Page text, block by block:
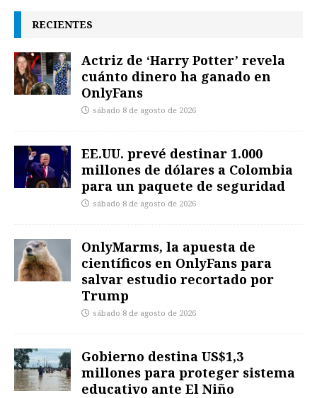
RECIENTES
Actriz de ‘Harry Potter’ revela
cuánto dinero ha ganado en
OnlyFans
sábado 8 de agosto de 2026
EE.UU. prevé destinar 1.000
millones de dólares a Colombia
para un paquete de seguridad
sábado 8 de agosto de 2026
OnlyMarms, la apuesta de
científicos en OnlyFans para
salvar estudio recortado por
Trump
sábado 8 de agosto de 2026
Gobierno destina US$1,3
millones para proteger sistema
educativo ante El Niño